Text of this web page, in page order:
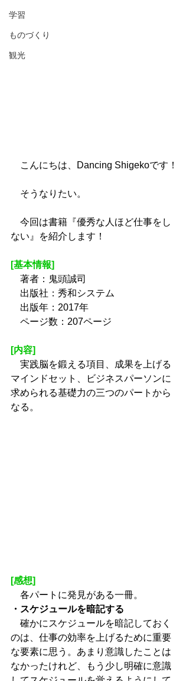
学習
ものづくり
観光
こんにちは、Dancing Shigekoです！
そうなりたい。
今回は書籍『優秀な人ほど仕事をし
ない』を紹介します！
[基本情報]
著者：鬼頭誠司
出版社：秀和システム
出版年：2017年
ページ数：207ページ
[内容]
実践脳を鍛える項目、成果を上げる
マインドセット、ビジネスパーソンに
求められる基礎力の三つのパートから
なる。
[感想]
各パートに発見がある一冊。
・スケジュールを暗記する
確かにスケジュールを暗記しておく
のは、仕事の効率を上げるために重要
な要素に思う。あまり意識したことは
なかったけれど、もう少し明確に意識